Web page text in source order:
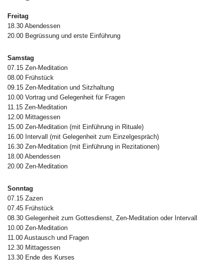
Freitag
18.30 Abendessen
20.00 Begrüssung und erste Einführung
Samstag
07.15 Zen-Meditation
08.00 Frühstück
09.15 Zen-Meditation und Sitzhaltung
10.00 Vortrag und Gelegenheit für Fragen
11.15 Zen-Meditation
12.00 Mittagessen
15.00 Zen-Meditation (mit Einführung in Rituale)
16.00 Intervall (mit Gelegenheit zum Einzelgespräch)
16.30 Zen-Meditation (mit Einführung in Rezitationen)
18.00 Abendessen
20.00 Zen-Meditation
Sonntag
07.15 Zazen
07.45 Frühstück
08.30 Gelegenheit zum Gottesdienst, Zen-Meditation oder Intervall
10.00 Zen-Meditation
11.00 Austausch und Fragen
12.30 Mittagessen
13.30 Ende des Kurses